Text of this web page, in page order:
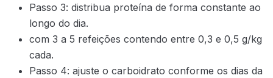
Passo 3: distribua proteína de forma constante ao
longo do dia.
com 3 a 5 refeições contendo entre 0,3 e 0,5 g/kg
cada.
Passo 4: ajuste o carboidrato conforme os dias da